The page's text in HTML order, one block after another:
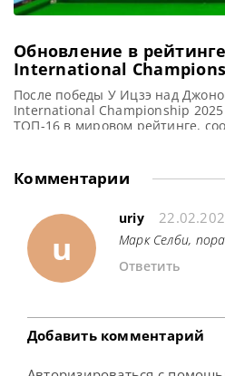
Обновление в
International
в ТОП-16
После победы У Ицзэ над
International Championship
ТОП-16 в мировом рейтинге,
стала для него первой в
финальном поединке, где
Комментарии
u
uriy
Марк Селби,
Ответить
Добавить комментарий